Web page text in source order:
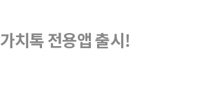
가치톡 전용앱 출시!